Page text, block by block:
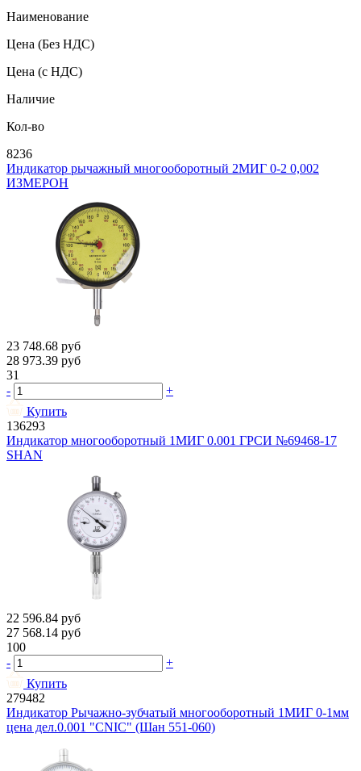
Наименование
Цена (Без НДС)
Цена (с НДС)
Наличие
Кол-во
8236
Индикатор рычажный многооборотный 2МИГ 0-2 0,002
ИЗМЕРОН
23 748.68 руб
28 973.39 руб
31
-
+
Купить
136293
Индикатор многооборотный 1МИГ 0.001 ГРСИ №69468-17
SHAN
22 596.84 руб
27 568.14 руб
100
-
+
Купить
279482
Индикатор Рычажно-зубчатый многооборотный 1МИГ 0-1мм
цена дел.0.001 "CNIC" (Шан 551-060)